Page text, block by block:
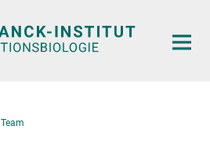
Team